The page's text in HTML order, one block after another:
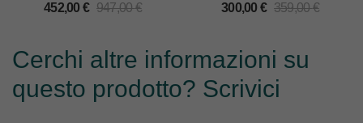
452,00 € 947,00€ 300,00 € 359,00€
Cerchi altre informazioni su
questo prodotto? Scrivici